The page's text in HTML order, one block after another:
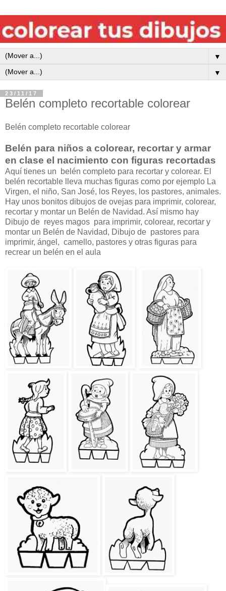
▼
▼
23/11/17
Belén completo recortable colorear
Belén completo recortable colorear
Belén para niños a colorear, recortar y armar
en clase el nacimiento con figuras recortadas
Aquí tienes un belén completo para recortar y colorear. El
belén recortable lleva muchas figuras como por ejemplo La
Virgen, el niño, San José, los Reyes, los pastores, animales.
Hay unos bonitos dibujos de ovejas para imprimir, colorear,
recortar y montar un Belén de Navidad. Así mismo hay
Dibujo de reyes magos para imprimir, colorear, recortar y
montar un Belén de Navidad, Dibujo de pastores para
imprimir, ángel, camello, pastores y otras figuras para
recrear un belén en el aula